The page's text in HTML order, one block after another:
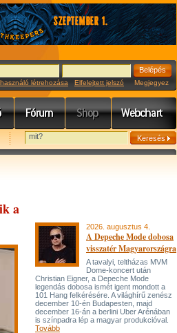
létrehozása Elfelejtett jelszó Megjegyez
a
2026. augusztus 4.
A Depeche Mode dobosa
visszatér Magyarországra
A tavalyi, teltházas MVM
Dome-koncert után
Christian Eigner, a Depeche Mode
legendás dobosa ismét igent mondott a
101 Hang felkérésére. A világhírű zenész
december 10-én Budapesten, majd
december 16-án a berlini Uber Arénában
is színpadra lép a magyar produkcióval.
Tovább